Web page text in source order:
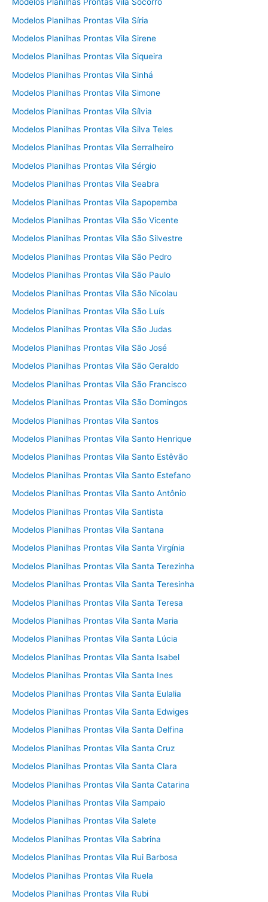
Modelos Planilhas Prontas Vila Síria
Modelos Planilhas Prontas Vila Sirene
Modelos Planilhas Prontas Vila Siqueira
Modelos Planilhas Prontas Vila Sinhá
Modelos Planilhas Prontas Vila Simone
Modelos Planilhas Prontas Vila Sílvia
Modelos Planilhas Prontas Vila Silva Teles
Modelos Planilhas Prontas Vila Serralheiro
Modelos Planilhas Prontas Vila Sérgio
Modelos Planilhas Prontas Vila Seabra
Modelos Planilhas Prontas Vila Sapopemba
Modelos Planilhas Prontas Vila São Vicente
Modelos Planilhas Prontas Vila São Silvestre
Modelos Planilhas Prontas Vila São Pedro
Modelos Planilhas Prontas Vila São Paulo
Modelos Planilhas Prontas Vila São Nicolau
Modelos Planilhas Prontas Vila São Luís
Modelos Planilhas Prontas Vila São Judas
Modelos Planilhas Prontas Vila São José
Modelos Planilhas Prontas Vila São Geraldo
Modelos Planilhas Prontas Vila São Francisco
Modelos Planilhas Prontas Vila São Domingos
Modelos Planilhas Prontas Vila Santos
Modelos Planilhas Prontas Vila Santo Henrique
Modelos Planilhas Prontas Vila Santo Estêvão
Modelos Planilhas Prontas Vila Santo Estefano
Modelos Planilhas Prontas Vila Santo Antônio
Modelos Planilhas Prontas Vila Santista
Modelos Planilhas Prontas Vila Santana
Modelos Planilhas Prontas Vila Santa Virgínia
Modelos Planilhas Prontas Vila Santa Terezinha
Modelos Planilhas Prontas Vila Santa Teresinha
Modelos Planilhas Prontas Vila Santa Teresa
Modelos Planilhas Prontas Vila Santa Maria
Modelos Planilhas Prontas Vila Santa Lúcia
Modelos Planilhas Prontas Vila Santa Isabel
Modelos Planilhas Prontas Vila Santa Ines
Modelos Planilhas Prontas Vila Santa Eulalia
Modelos Planilhas Prontas Vila Santa Edwiges
Modelos Planilhas Prontas Vila Santa Delfina
Modelos Planilhas Prontas Vila Santa Cruz
Modelos Planilhas Prontas Vila Santa Clara
Modelos Planilhas Prontas Vila Santa Catarina
Modelos Planilhas Prontas Vila Sampaio
Modelos Planilhas Prontas Vila Salete
Modelos Planilhas Prontas Vila Sabrina
Modelos Planilhas Prontas Vila Rui Barbosa
Modelos Planilhas Prontas Vila Ruela
Modelos Planilhas Prontas Vila Rubi